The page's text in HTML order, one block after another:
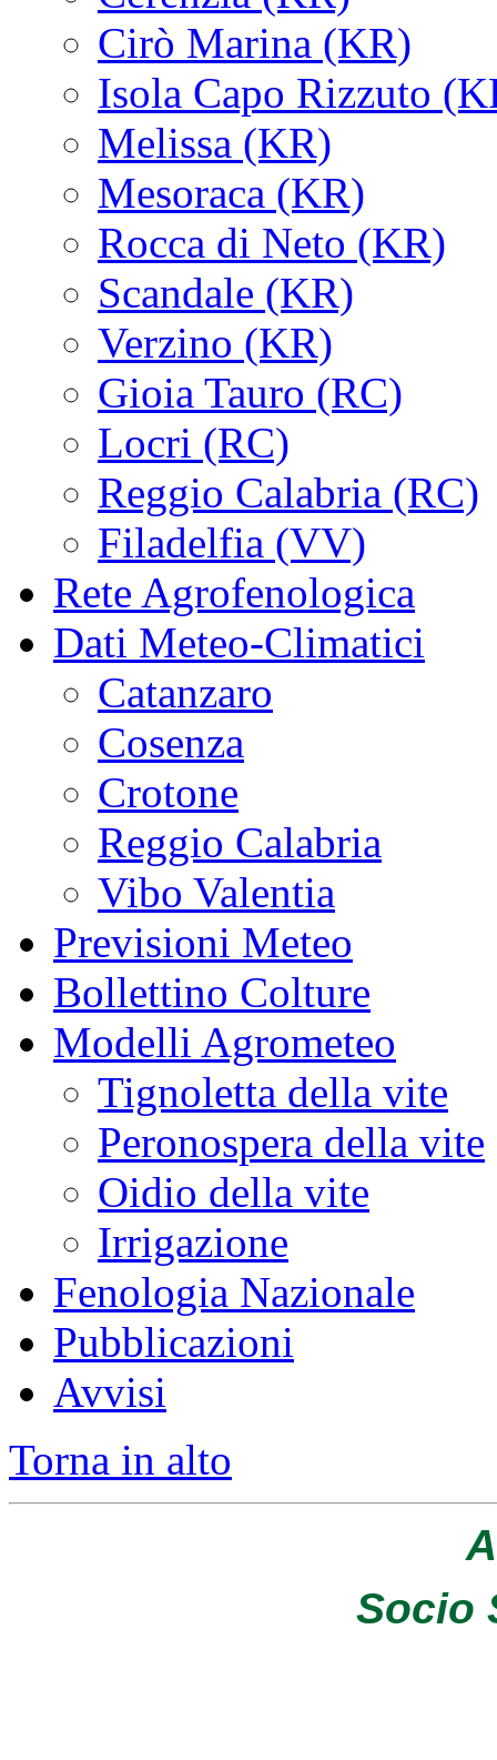
Cirò Marina (KR)
Isola Capo Rizzuto
Melissa (KR)
Mesoraca (KR)
Rocca di Neto (KR)
Scandale (KR)
Verzino (KR)
Gioia Tauro (RC)
Locri (RC)
Reggio Calabria (RC)
Filadelfia (VV)
Rete Agrofenologica
Dati Meteo-Climatici
Catanzaro
Cosenza
Crotone
Reggio Calabria
Vibo Valentia
Previsioni Meteo
Bollettino Colture
Modelli Agrometeo
Tignoletta della vite
Peronospera della vite
Oidio della vite
Irrigazione
Fenologia Nazionale
Pubblicazioni
Avvisi
Torna in alto
Socio